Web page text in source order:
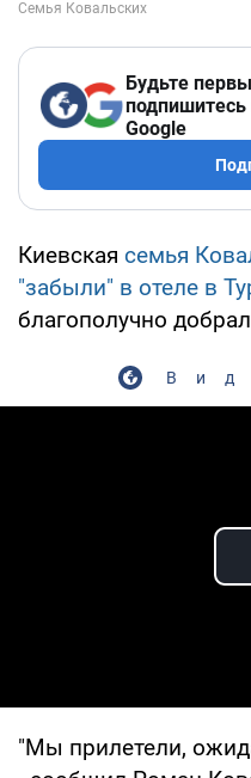
Будьте
подпишитесь
Google
Киевская семья
"забыли" в отеле в
благополучно
"Мы прилетели,